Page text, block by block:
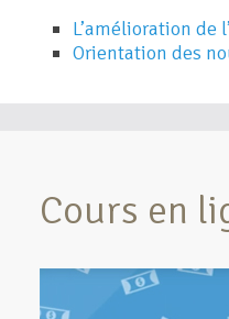
L’amélioration de
Orientation des
Cours en